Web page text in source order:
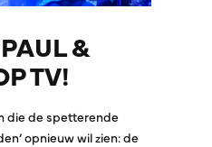
&
TV!
die de spetterende
opnieuw wil zien: de